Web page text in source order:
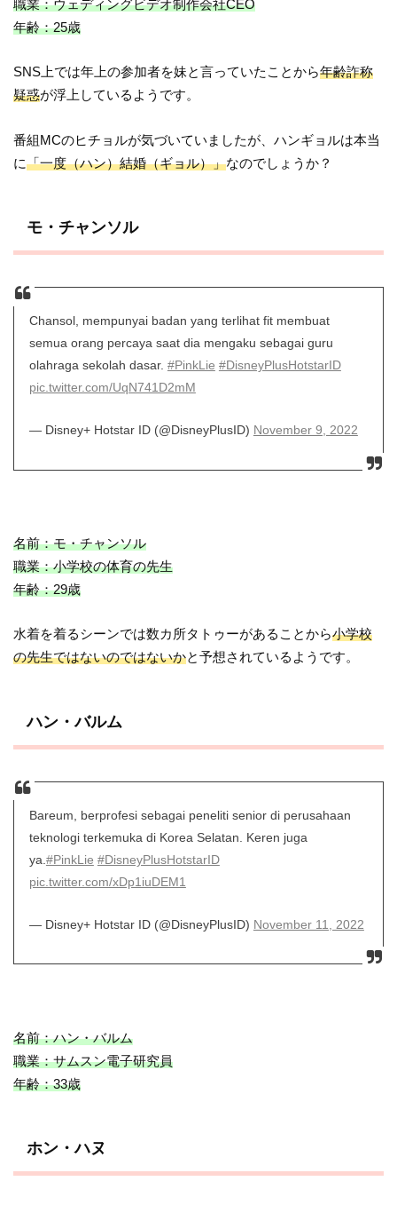
職業：ウェディングビデオ制作会社CEO
年齢：25歳
SNS上では年上の参加者を妹と言っていたことから年齢詐称
疑惑が浮上しているようです。
番組MCのヒチョルが気づいていましたが、ハンギョルは本当
に「一度（ハン）結婚（ギョル）」なのでしょうか？
モ・チャンソル
Chansol, mempunyai badan yang terlihat fit membuat
semua orang percaya saat dia mengaku sebagai guru
olahraga sekolah dasar. #PinkLie #DisneyPlusHotstarID
pic.twitter.com/UqN741D2mM
— Disney+ Hotstar ID (@DisneyPlusID) November 9, 2022
名前：モ・チャンソル
職業：小学校の体育の先生
年齢：29歳
水着を着るシーンでは数カ所タトゥーがあることから小学校
の先生ではないのではないかと予想されているようです。
ハン・バルム
Bareum, berprofesi sebagai peneliti senior di perusahaan
teknologi terkemuka di Korea Selatan. Keren juga
ya. #PinkLie #DisneyPlusHotstarID
pic.twitter.com/xDp1iuDEM1
— Disney+ Hotstar ID (@DisneyPlusID) November 11, 2022
名前：ハン・バルム
職業：サムスン電子研究員
年齢：33歳
ホン・ハヌ